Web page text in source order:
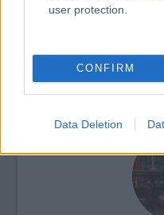
user protection.
CONFIRM
Data Deletion